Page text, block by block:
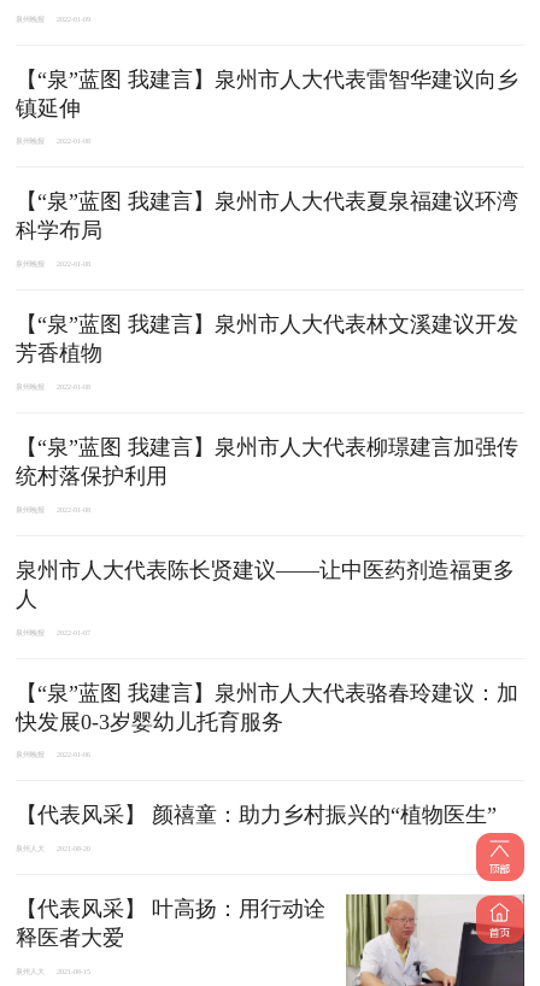
泉州晚报 2022-01-09
【“泉”蓝图 我建言】泉州市人大代表雷智华建议向乡
镇延伸
泉州晚报 2022-01-08
【“泉”蓝图 我建言】泉州市人大代表夏泉福建议环湾
科学布局
泉州晚报 2022-01-08
【“泉”蓝图 我建言】泉州市人大代表林文溪建议开发
芳香植物
泉州晚报 2022-01-08
【“泉”蓝图 我建言】泉州市人大代表柳璟建言加强传
统村落保护利用
泉州晚报 2022-01-08
泉州市人大代表陈长贤建议——让中医药剂造福更多
人
泉州晚报 2022-01-07
【“泉”蓝图 我建言】泉州市人大代表骆春玲建议：加
快发展0-3岁婴幼儿托育服务
泉州晚报 2022-01-06
【代表风采】 颜禧童：助力乡村振兴的“植物医生”
泉州人大 2021-08-20
​【代表风采】 叶高扬：用行动诠
释医者大爱
泉州人大 2021-08-15